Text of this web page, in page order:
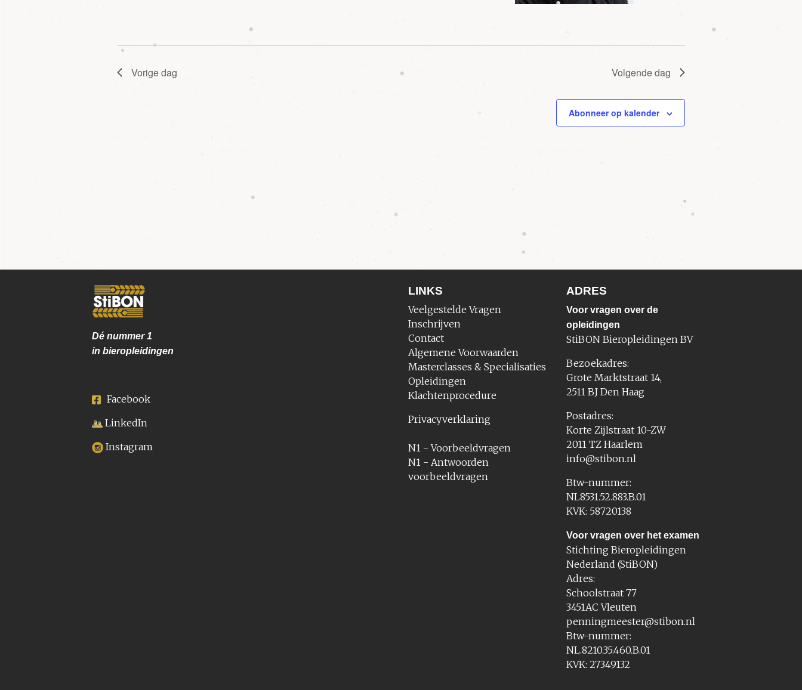
Vorige dag Volgende dag
Abonneer op kalender
Dé nummer1
in bieropleidingen
Facebook
LinkedIn
Instagram
LINKS
Veelgestelde Vragen
Inschrijven
Contact
Algemene Voorwaarden
Masterclasses & Specialisaties
Opleidingen
Klachtenprocedure
Privacyverklaring
N1 - Voorbeeldvragen
N1 - Antwoorden
voorbeeldvragen
ADRES
Voor vragen over de
opleidingen
StiBON Bieropleidingen BV
Bezoekadres:
Grote Marktstraat 14,
2511 BJ Den Haag
Postadres:
Korte Zijlstraat 10-ZW
2011 TZ Haarlem
info@stibon.nl
Btw-nummer:
NL8531.52.883.B.01
KVK: 58720138
Voor vragen over het examen
Stichting Bieropleidingen
Nederland (StiBON)
Adres:
Schoolstraat 77
3451AC Vleuten
penningmeester@stibon.nl
Btw-nummer:
NL.8210.35.460.B.01
KVK: 27349132